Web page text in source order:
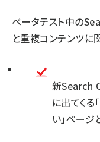
ベータテスト中の
と重複コンテンツに
新Search
に出てく
い」ページ